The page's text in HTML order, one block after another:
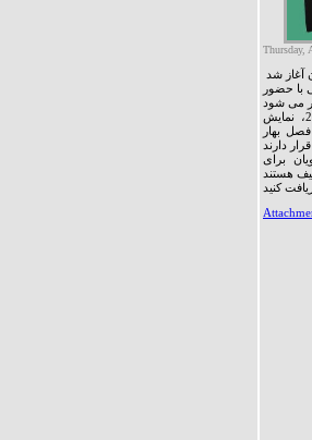
Thursday,
با حضور
علاوه بر روزهای دوشنبه، در این دوره پخش فیلم‌های برگزیده اسکار 2017، نمایش
بهار
برای